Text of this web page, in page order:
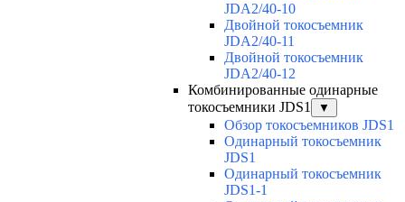
JDA2/40-10
Двойной токосъемник
JDA2/40-11
Двойной токосъемник
JDA2/40-12
Комбинированные одинарные
токосъемники JDS1
▼
Обзор токосъемников JDS1
Одинарный токосъемник
JDS1
Одинарный токосъемник
JDS1-1